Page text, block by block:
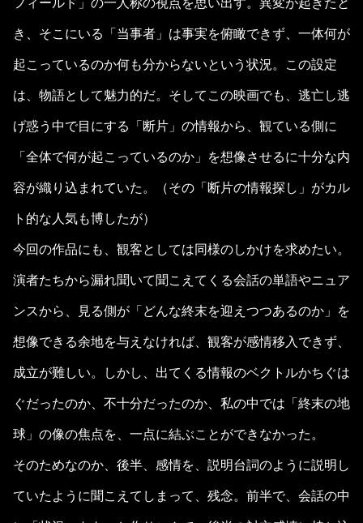
フィールド」の一人称の視点を思い出す。異変が起きたと
き、そこにいる「当事者」は事実を俯瞰できず、一体何が
起こっているのか何も分からないという状況。この設定
は、物語として魅力的だ。そしてこの映画でも、逃亡し逃
げ惑う中で目にする「断片」の情報から、観ている側に
「全体で何が起こっているのか」を想像させるに十分な内
容が織り込まれていた。（その「断片の情報探し」がカル
ト的な人気も博したが）
今回の作品にも、観客としては同様のしかけを求めたい。
演者たちから漏れ聞いて聞こえてくる会話の単語やニュア
ンスから、見る側が「どんな終末を迎えつつあるのか」を
想像できる余地を与えなければ、観客が感情移入できず、
成立が難しい。しかし、出てくる情報のベクトルかちぐは
ぐだったのか、不十分だったのか、私の中では「終末の地
球」の像の焦点を、一点に結ぶことができなかった。
そのためなのか、後半、感情を、説明台詞のように説明し
ていたように聞こえてしまって、残念。前半で、会話の中